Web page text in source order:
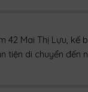
42 Mai Thị Lựu,
tiện di chuyển đến